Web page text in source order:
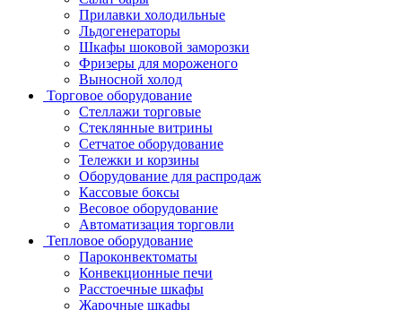
Прилавки холодильные
Льдогенераторы
Шкафы шоковой заморозки
Фризеры для мороженого
Выносной холод
Торговое оборудование
Стеллажи торговые
Стеклянные витрины
Сетчатое оборудование
Тележки и корзины
Оборудование для распродаж
Кассовые боксы
Весовое оборудование
Автоматизация торговли
Тепловое оборудование
Пароконвектоматы
Конвекционные печи
Расстоечные шкафы
Жарочные шкафы